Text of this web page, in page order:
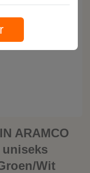
ARAMCO
uniseks
Wit